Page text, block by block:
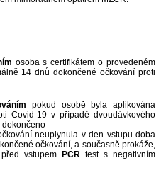
osoba s certifikátem o provedeném
14 dnů dokončené očkování proti
pokud osobě byla aplikována
Covid-19 v případě dvoudávkového
dokončeno
neuplynula v den vstupu doba
očkování, a současně prokáže,
před vstupem PCR test s negativním